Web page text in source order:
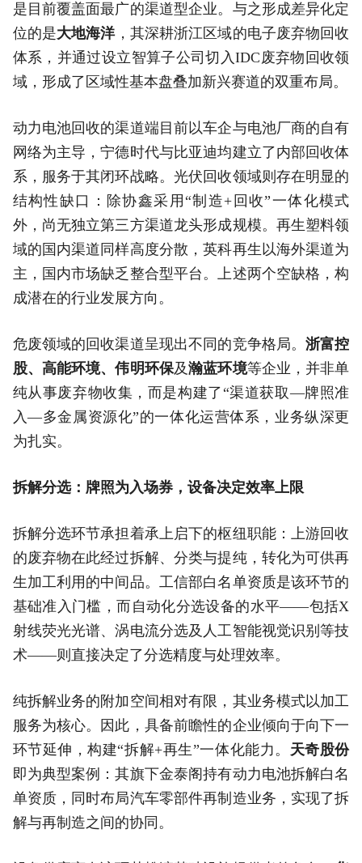
是目前覆盖面最广的渠道型企业。与之形成差异化定
位的是大地海洋，其深耕浙江区域的电子废弃物回收
体系，并通过设立智算子公司切入IDC废弃物回收领
域，形成了区域性基本盘叠加新兴赛道的双重布局。
动力电池回收的渠道端目前以车企与电池厂商的自有
网络为主导，宁德时代与比亚迪均建立了内部回收体
系，服务于其闭环战略。光伏回收领域则存在明显的
结构性缺口：除协鑫采用“制造+回收”一体化模式
外，尚无独立第三方渠道龙头形成规模。再生塑料领
域的国内渠道同样高度分散，英科再生以海外渠道为
主，国内市场缺乏整合型平台。上述两个空缺格，构
成潜在的行业发展方向。
危废领域的回收渠道呈现出不同的竞争格局。浙富控
股、高能环境、伟明环保及瀚蓝环境等企业，并非单
纯从事废弃物收集，而是构建了“渠道获取—牌照准
入—多金属资源化”的一体化运营体系，业务纵深更
为扎实。
拆解分选：牌照为入场券，设备决定效率上限
拆解分选环节承担着承上启下的枢纽职能：上游回收
的废弃物在此经过拆解、分类与提纯，转化为可供再
生加工利用的中间品。工信部白名单资质是该环节的
基础准入门槛，而自动化分选设备的水平——包括X
射线荧光光谱、涡电流分选及人工智能视觉识别等技
术——则直接决定了分选精度与处理效率。
纯拆解业务的附加空间相对有限，其业务模式以加工
服务为核心。因此，具备前瞻性的企业倾向于向下一
环节延伸，构建“拆解+再生”一体化能力。 天奇股份
即为典型案例：其旗下金泰阁持有动力电池拆解白名
单资质，同时布局汽车零部件再制造业务，实现了拆
解与再制造之间的协同。